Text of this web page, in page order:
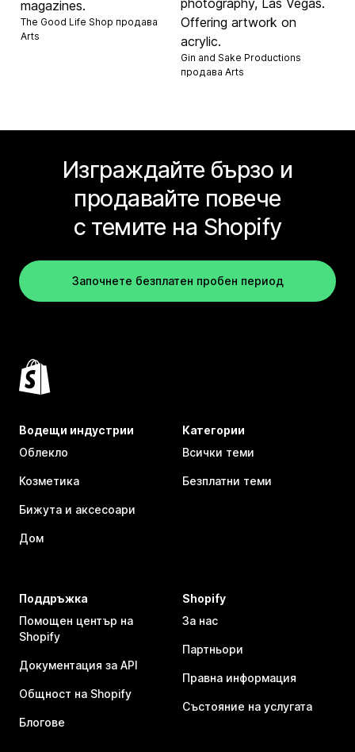
magazines.
The Good Life Shop продава
Arts
Offering artwork on
acrylic.
Gin and Sake Productions
продава Arts
Изграждайте бързо и
продавайте повече
с темите на Shopify
Започнете безплатен пробен период
Водещи индустрии
Облекло
Козметика
Бижута и аксесоари
Дом
Категории
Всички теми
Безплатни теми
Поддръжка
Помощен център на
Shopify
Документация за API
Общност на Shopify
Блогове
Shopify
За нас
Партньори
Правна информация
Състояние на услугата